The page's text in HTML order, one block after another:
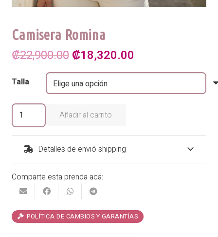
Camisera Romina
₡22,900.00 El
precio
original
era:
₡18,320.00
precio
actual
Talla
Camisera
Romina
Añadir al carrito
Detalles de envió shipping
Comparte esta prenda acá:
POLÍTICA DE CAMBIOS Y GARANTÍAS